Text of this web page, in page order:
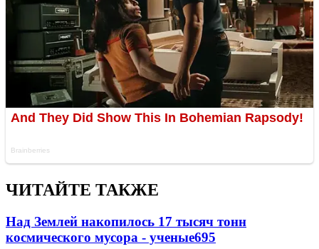
ЧИТАЙТЕ ТАКЖЕ
Над Землей накопилось 17 тысяч тонн
космического мусора - ученые695